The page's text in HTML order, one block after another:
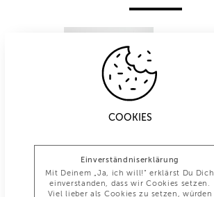
COOKIES
Einverständniserklärung
Mit Deinem „Ja, ich will!“ erklärst Du Dich
einverstanden, dass wir Cookies setzen.
Viel lieber als Cookies zu setzen, würden